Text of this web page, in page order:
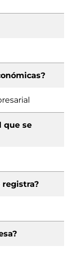
que se
registra?